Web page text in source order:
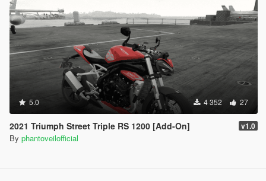
5.0 4 352 27
2021 Triumph Street Triple RS 1200 [Add-On] v1.0
By phantoveilofficial